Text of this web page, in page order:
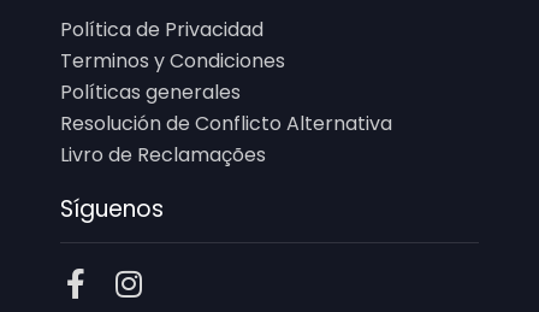
Política de Privacidad
Terminos y Condiciones
Políticas generales
Resolución de Conflicto Alternativa
Livro de Reclamações
Síguenos